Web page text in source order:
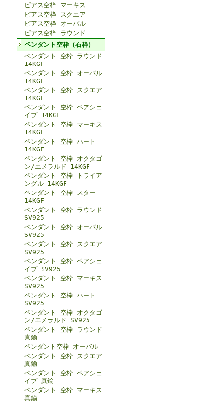
ピアス空枠 マーキス
ピアス空枠 スクエア
ピアス空枠 オーバル
ピアス空枠 ラウンド
ペンダント空枠（石枠）
ペンダント 空枠 ラウンド
14KGF
ペンダント 空枠 オーバル
14KGF
ペンダント 空枠 スクエア
14KGF
ペンダント 空枠 ペアシェ
イプ 14KGF
ペンダント 空枠 マーキス
14KGF
ペンダント 空枠 ハート
14KGF
ペンダント 空枠 オクタゴ
ン/エメラルド 14KGF
ペンダント 空枠 トライア
ングル 14KGF
ペンダント 空枠 スター
14KGF
ペンダント 空枠 ラウンド
SV925
ペンダント 空枠 オーバル
SV925
ペンダント 空枠 スクエア
SV925
ペンダント 空枠 ペアシェ
イプ SV925
ペンダント 空枠 マーキス
SV925
ペンダント 空枠 ハート
SV925
ペンダント 空枠 オクタゴ
ン/エメラルド SV925
ペンダント 空枠 ラウンド
真鍮
ペンダント空枠 オーバル
ペンダント 空枠 スクエア
真鍮
ペンダント 空枠 ペアシェ
イプ 真鍮
ペンダント 空枠 マーキス
真鍮